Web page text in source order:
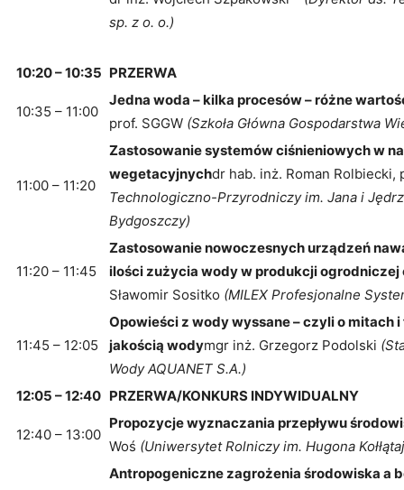
sp. z o. o.)
10:20 – 10:35 PRZERWA
10:35 – 11:00
Jedna woda – kilka procesów – różne
prof. SGGW (Szkoła Główna Gospodarstwa
11:00 – 11:20
Zastosowanie systemów ciśnieniowych w
wegetacyjnychdr hab. inż. Roman Rolbiecki,
Technologiczno-Przyrodniczy im. Jana i
Bydgoszczy)
11:20 – 11:45
Zastosowanie nowoczesnych urządzeń
ilości zużycia wody w produkcji ogrodniczej
Sławomir Sositko (MILEX Profesjonalne
11:45 – 12:05
Opowieści z wody wyssane – czyli o mitach
jakością wodymgr inż. Grzegorz Podolski
Wody AQUANET S.A.)
12:05 – 12:40 PRZERWA/KONKURS INDYWIDUALNY
12:40 – 13:00
Propozycje wyznaczania przepływu
Woś (Uniwersytet Rolniczy im. Hugona
Antropogeniczne zagrożenia środowiska a